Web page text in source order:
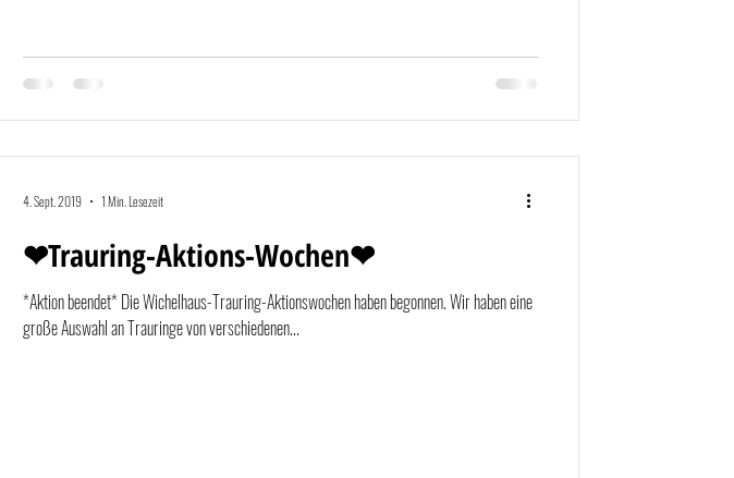
❤Trauring-Aktions-Wochen❤
*Aktion beendet* Die Wichelhaus-Trauring-Aktionswochen haben begonnen. Wir haben eine
große Auswahl an Trauringe von verschiedenen...
4. Sept. 2019 1 Min. Lesezeit